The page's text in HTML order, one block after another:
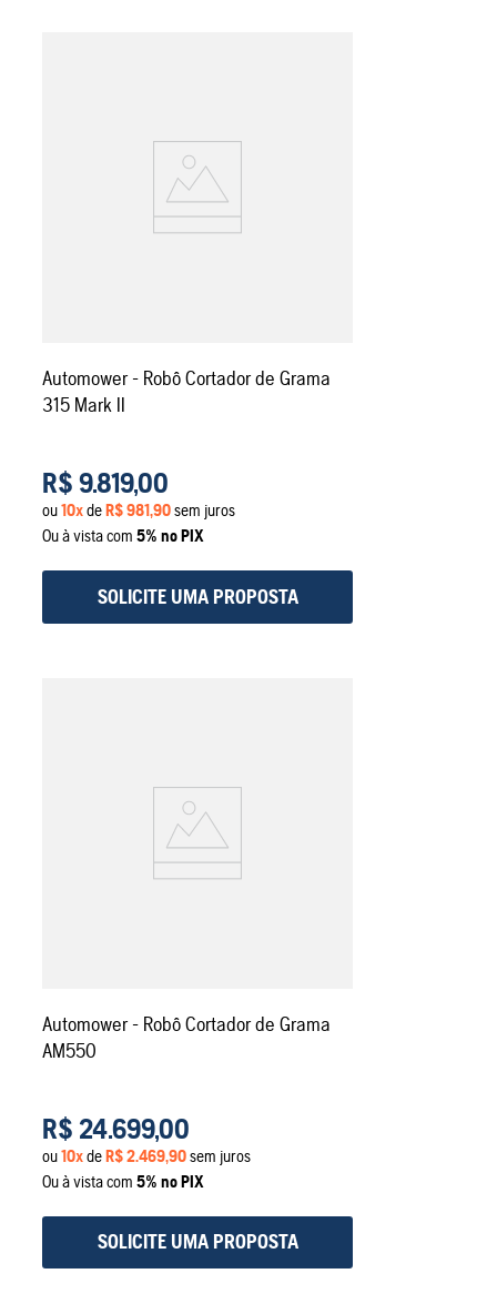
Automower - Robô Cortador de Grama
315 Mark II
R$ 9.819,00
ou10xdeR$981,90sem juros
Ou à vista com 5% no PIX
SOLICITE UMA PROPOSTA
Automower - Robô Cortador de Grama
AM550
R$ 24.699,00
ou10xdeR$2.469,90sem juros
Ou à vista com 5% no PIX
SOLICITE UMA PROPOSTA